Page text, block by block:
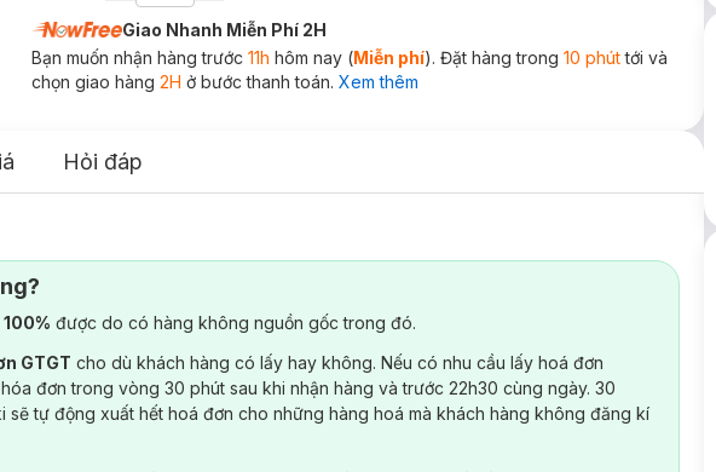
Giao Nhanh Miễn Phí 2H
Bạn muốn nhận hàng trước 11h hôm nay (Miễn phí). Đặt hàng trong 10 phúttới và
chọn giao hàng 2H ở bước thanh toán. Xem thêm
Hỏi đáp
được do có hàng không nguồn gốc trong đó.
GTGT cho dù khách hàng có lấy hay không. Nếu có nhu cầu lấy hoá đơn
đơn trong vòng 30 phút sau khi nhận hàng và trước 22h30 cùng ngày. 30
sẽ tự động xuất hết hoá đơn cho những hàng hoá mà khách hàng không đăng kí